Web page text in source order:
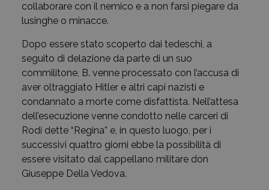
collaborare con il nemico e a non farsi piegare da
lusinghe o minacce.
Dopo essere stato scoperto dai tedeschi, a
seguito di delazione da parte di un suo
commilitone, B. venne processato con l’accusa di
aver oltraggiato Hitler e altri capi nazisti e
condannato a morte come disfattista. Nell’attesa
dell’esecuzione venne condotto nelle carceri di
Rodi dette “Regina” e, in questo luogo, per i
successivi quattro giorni ebbe la possibilità di
essere visitato dal cappellano militare don
Giuseppe Della Vedova.